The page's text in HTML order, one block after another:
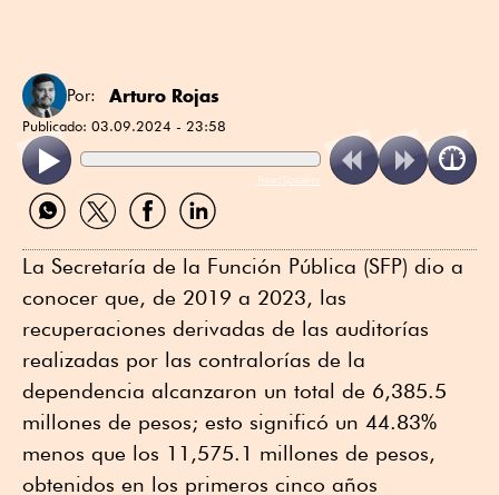
Por: Arturo Rojas
Publicado: 03.09.2024 - 23:58
ReadSpeaker
Compartir
por
Compartir
por
Compartir
por
Compartir
por
La Secretaría de la Función Pública (SFP) dio a
conocer que, de 2019 a 2023, las
recuperaciones derivadas de las auditorías
realizadas por las contralorías de la
dependencia alcanzaron un total de 6,385.5
millones de pesos; esto significó un 44.83%
menos que los 11,575.1 millones de pesos,
obtenidos en los primeros cinco años